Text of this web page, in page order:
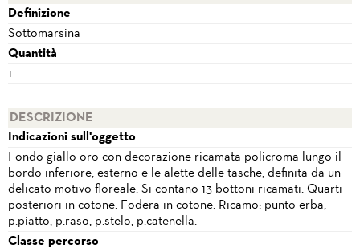
Definizione
Sottomarsina
Quantità
1
DESCRIZIONE
Indicazioni sull'oggetto
Fondo giallo oro con decorazione ricamata policroma lungo il
bordo inferiore, esterno e le alette delle tasche, definita da un
delicato motivo floreale. Si contano 13 bottoni ricamati. Quarti
posteriori in cotone. Fodera in cotone. Ricamo: punto erba,
p.piatto, p.raso, p.stelo, p.catenella.
Classe percorso